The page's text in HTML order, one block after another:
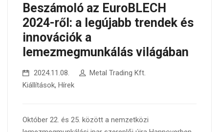
Beszámoló az EuroBLECH
2024-ről: a legújabb trendek és
innovációk a
lemezmegmunkálás világában
2024.11.08.
Metal Trading Kft.
Kiállítások, Hírek
Október 22. és 25. között a nemzetközi